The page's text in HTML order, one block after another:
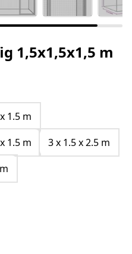
1,5x1,5x1,5 m
1.5 m
1.5 m
3 x 1.5 x 2.5 m